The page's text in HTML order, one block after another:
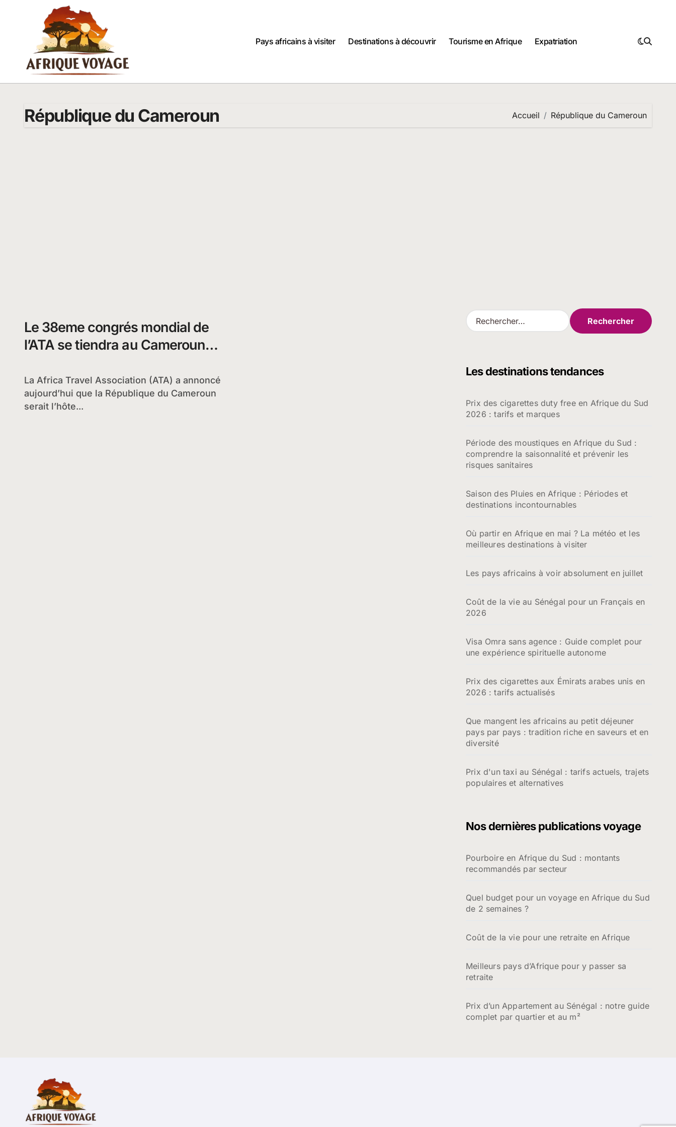
Pays africains à visiter
Destinations à découvrir Tourisme en Afrique Expatriation
République du Cameroun Accueil République du Cameroun
Le 38eme congrés mondial de
l’ATA se tiendra au Cameroun
La Africa Travel Association (ATA) a annoncé
aujourd’hui que la République du Cameroun
serait l’hôte...
R
e
r
e
r
Les destinations tendances
Prix des cigarettes duty free en Afrique du Sud
2026 : tarifs et marques
Période des moustiques en Afrique du Sud :
comprendre la saisonnalité et prévenir les
risques sanitaires
Saison des Pluies en Afrique : Périodes et
destinations incontournables
Où partir en Afrique en mai ? La météo et les
meilleures destinations à visiter
Les pays africains à voir absolument en juillet
Coût de la vie au Sénégal pour un Français en
2026
Visa Omra sans agence : Guide complet pour
une expérience spirituelle autonome
Prix des cigarettes aux Émirats arabes unis en
2026 : tarifs actualisés
Que mangent les africains au petit déjeuner
pays par pays : tradition riche en saveurs et en
diversité
Prix d'un taxi au Sénégal : tarifs actuels, trajets
populaires et alternatives
Nos dernières publications voyage
Pourboire en Afrique du Sud : montants
recommandés par secteur
Quel budget pour un voyage en Afrique du Sud
de 2 semaines ?
Coût de la vie pour une retraite en Afrique
Meilleurs pays d’Afrique pour y passer sa
retraite
Prix d’un Appartement au Sénégal : notre guide
complet par quartier et au m²